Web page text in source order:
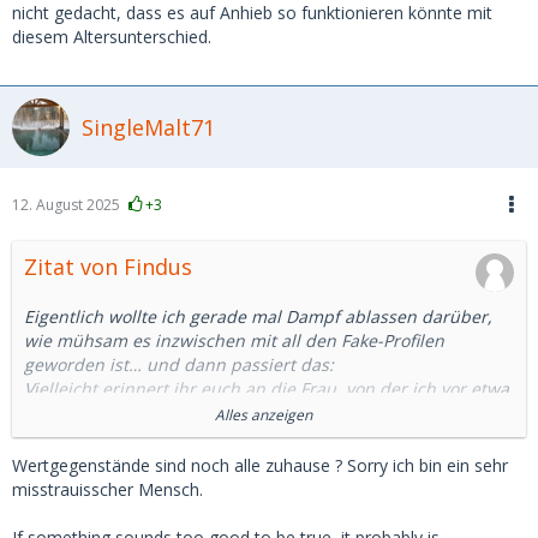
nicht gedacht, dass es auf Anhieb so funktionieren könnte mit
diesem Altersunterschied.
SingleMalt71
12. August 2025 +3
Zitat von Findus
Eigentlich wollte ich gerade mal Dampf ablassen darüber,
wie mühsam es inzwischen mit all den Fake-Profilen
geworden ist… und dann passiert das:
Vielleicht erinnert ihr euch an die Frau, von der ich vor etwa
zwei Wochen erzählt habe – diejenige, die unser erstes Date
abgesagt hat, weil ihre Brieftasche gestohlen wurde. Das
zweite Treffen fiel ebenfalls ins Wasser, da ein Verwandter
von ihr gestorben war. Und gestern sollte endlich der dritte
Kurz vor dem Treffen schrieb sie mir, dass sie sich etwas
Alles anzeigen
Wertgegenstände sind noch alle zuhause ? Sorry ich bin ein sehr
misstrauisscher Mensch.